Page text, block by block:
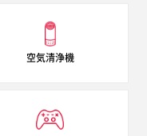
空気清浄機